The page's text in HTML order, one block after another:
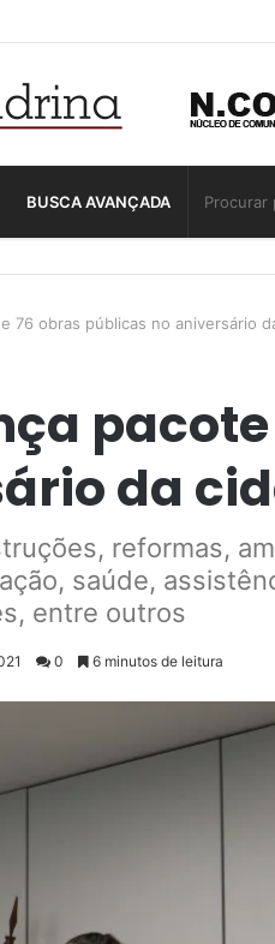
BUSCA AVANÇADA
76 obras públicas no aniversário
da
reformas,
saúde,
entre outros
0 6 minutos de leitura